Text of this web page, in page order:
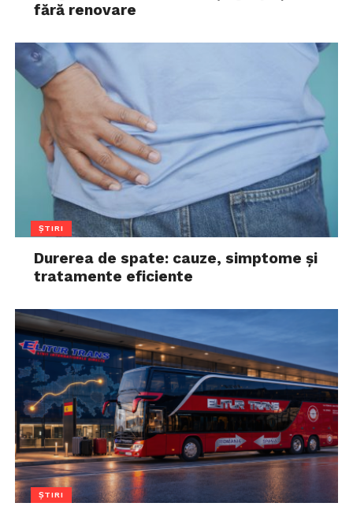
fără renovare
ȘTIRI
Durerea de spate: cauze, simptome și
tratamente eficiente
ȘTIRI